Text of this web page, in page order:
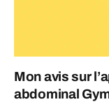
Mon avis sur
abdominal